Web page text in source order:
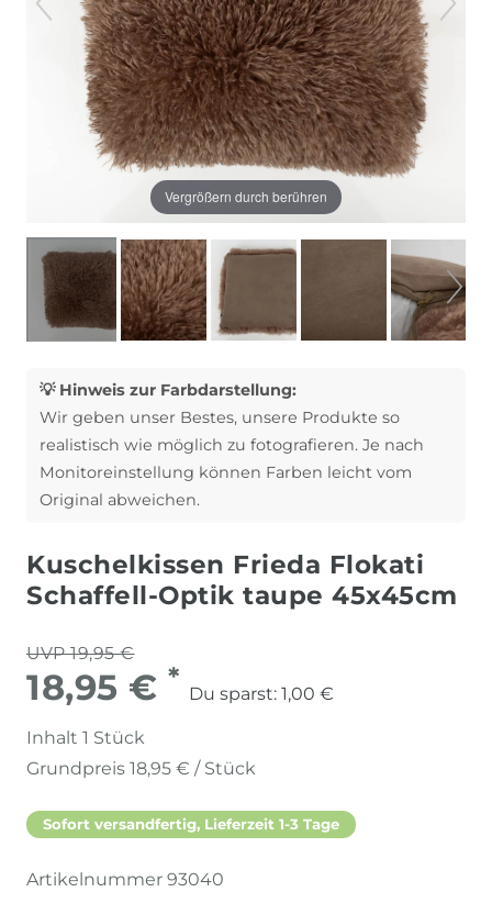
Vergrößern durch berühren
💡 Hinweis zur Farbdarstellung:
Wir geben unser Bestes, unsere Produkte so
realistisch wie möglich zu fotografieren. Je nach
Monitoreinstellung können Farben leicht vom
Original abweichen.
Kuschelkissen Frieda Flokati
Schaffell-Optik taupe 45x45cm
UVP 19,95 €
18,95 € *
Du sparst: 1,00 €
Inhalt 1 Stück
Grundpreis 18,95 € / Stück
Sofort versandfertig, Lieferzeit 1-3 Tage
Artikelnummer 93040